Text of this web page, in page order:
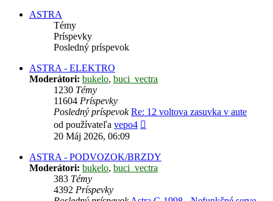
ASTRA
Témy
Príspevky
Posledný príspevok
ASTRA - ELEKTRO
Moderátori: bukelo, buci_vectra
1230 Témy
11604 Príspevky
Posledný príspevok Re: 12 voltova zasuvka v aute
od používateľa vepo4
20 Máj 2026, 06:09
ASTRA - PODVOZOK/BRZDY
Moderátori: bukelo, buci_vectra
383 Témy
4392 Príspevky